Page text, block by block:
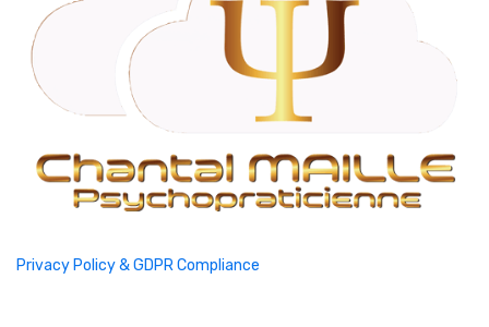
Privacy Policy & GDPR Compliance